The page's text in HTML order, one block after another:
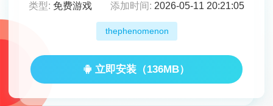
类型: 免费游戏 添加时间: 2026-05-11 20:21:05
thephenomenon
立即安装（136MB）